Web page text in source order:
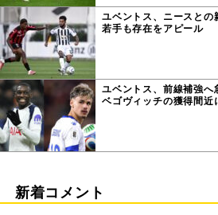
ユベントス、ニースと
若手も存在をアピール
ユベントス、前線補強へ
ベゴヴィッチの獲得間近
新着コメント